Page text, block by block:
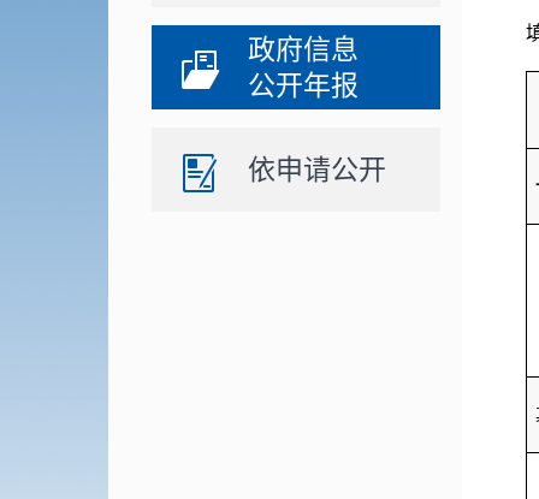
政府信息
公开年报
依申请公开